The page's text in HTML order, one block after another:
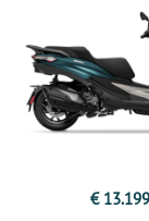
€